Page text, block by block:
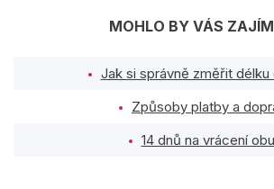
MOHLO BY VÁS
Jak si správně změřit délku
Způsoby platby a
14 dnů na vrácení